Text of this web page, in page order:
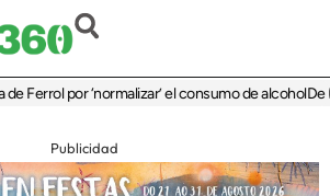
por ‘normalizar’ el consumo de alcoholDe
Publicidad